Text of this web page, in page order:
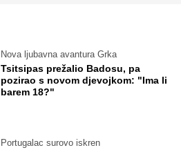
Nova ljubavna avantura Grka
Tsitsipas prežalio Badosu, pa
pozirao s novom djevojkom: "Ima li
barem 18?"
Portugalac surovo iskren